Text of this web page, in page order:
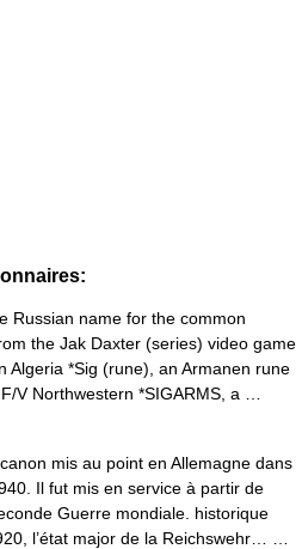
Russian name for the common
the Jak Daxter (series) video game
Algeria *Sig (rune), an Armanen rune
V Northwestern *SIGARMS, a …
mis au point en Allemagne dans
Il fut mis en service à partir de
Guerre mondiale. historique
l’état major de la Reichswehr… …